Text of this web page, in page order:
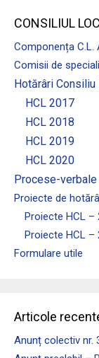
CONSILIUL
Componența C.L.
Comisii de
Hotărâri Consiliu
HCL 2017
HCL 2018
HCL 2019
HCL 2020
Procese-
Proiecte de
Proiecte HCL –
Proiecte HCL –
Formulare utile
Articole
Anunț colectiv nr.